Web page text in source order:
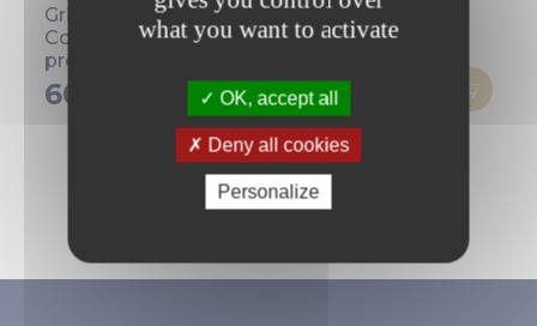
Gribs et
Courants au
préalable)
60,00 € 60,00 €
what you want to activate
OK, accept all
Deny all cookies
Personalize